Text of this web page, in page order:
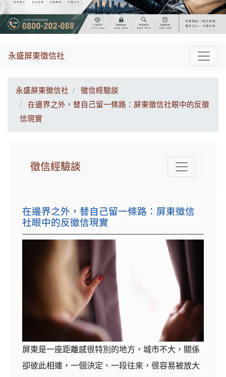
永盛屏東徵信社
永盛屏東徵信社
徵信經驗談
在邊界之外，替自己留一條路：屏東徵信社眼中的反徵
信現實
徵信經驗談
在邊界之外，替自己留一條路：屏東徵信
社眼中的反徵信現實
屏東是一座距離感很特別的地方，城市不大，關係
卻彼此相連，一個決定、一段往來，很容易被放大